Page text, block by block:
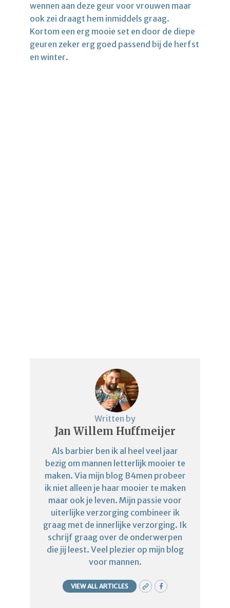
wennen aan deze geur voor vrouwen maar
ook zei draagt hem inmiddels graag.
Kortom een erg mooie set en door de diepe
geuren zeker erg goed passend bij de herfst
en winter.
Written by
Jan Willem Huffmeijer
Als barbier ben ik al heel veel jaar
bezig om mannen letterlijk mooier te
maken. Via mijn blog B4men probeer
ik niet alleen je haar mooier te maken
maar ook je leven. Mijn passie voor
uiterlijke verzorging combineer ik
graag met de innerlijke verzorging. Ik
schrijf graag over de onderwerpen
die jij leest. Veel plezier op mijn blog
voor mannen.
VIEW ALL ARTICLES